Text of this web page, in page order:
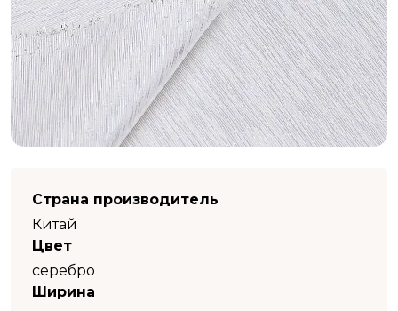
Страна производитель
Китай
Цвет
серебро
Ширина